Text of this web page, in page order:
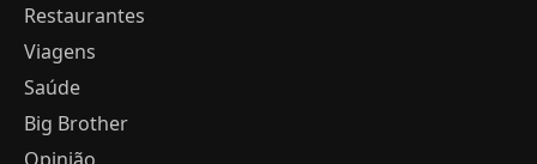
Restaurantes
Viagens
Saúde
Big Brother